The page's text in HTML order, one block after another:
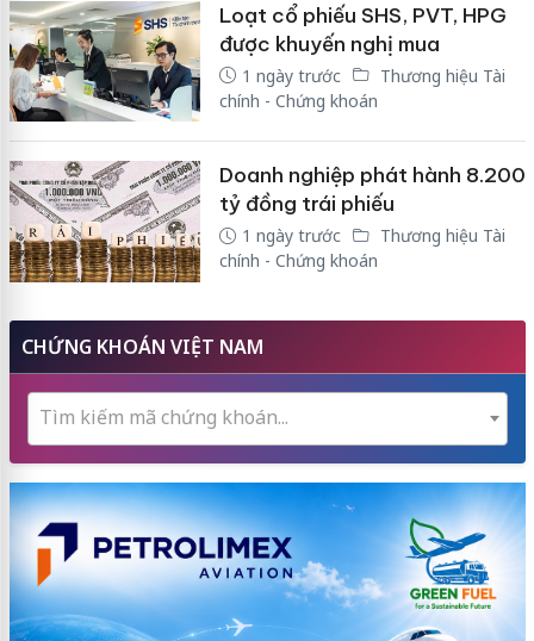
Loạt cổ phiếu SHS, PVT, HPG
được khuyến nghị mua
1 ngày trước
Thương hiệu Tài
chính - Chứng khoán
Doanh nghiệp phát hành 8.200
tỷ đồng trái phiếu
1 ngày trước
Thương hiệu Tài
chính - Chứng khoán
CHỨNG KHOÁN VIỆT NAM
Tìm kiếm mã chứng khoán...